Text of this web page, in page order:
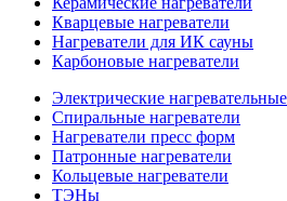
Кварцевые нагреватели
Нагреватели для ИК сауны
Карбоновые нагреватели
Электрические
Спиральные нагреватели
Нагреватели пресс форм
Патронные нагреватели
Кольцевые нагреватели
ТЭНы